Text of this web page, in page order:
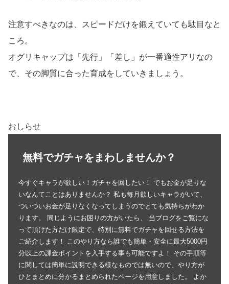
注意すべきなのは、スピードだけを鍛えていても駄目なと
ころ。
オグリキャップは「先行」「差し」が一番適性アリなの
で、その脚質に合った育成をしていきましょう。
おしらせ
無料でガチャをまわしませんか？
今すぐキャラが欲しい！ガチャを回したい！ でもお金が足りな
いなんてことはありませんか？ 私も毎月欲しいキャラがいて、
ついついお金が足りなくなってしまうのでとても気持ちがわか
ります。 同じようにお困りの方がいたら、 当ブログをご覧にな
って頂けた方だけ限定で、特別に無料でガチャを回せる方法を
ご紹介します！ このやり方なら誰でも簡単・安全に最大5000円
分以上の課金ポイントを入手する事も可能ですよ！ その手順等
に関しては簡単に説明できる様なものでは無いので、やり方が
ひとまとめに分かるまとめられたページを用意しました。 よか